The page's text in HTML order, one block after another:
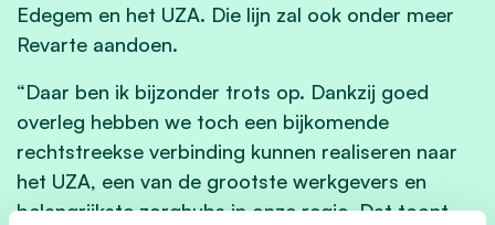
Edegem en het UZA. Die lijn zal ook onder meer
Revarte aandoen.
“Daar ben ik bijzonder trots op. Dankzij goed
overleg hebben we toch een bijkomende
rechtstreekse verbinding kunnen realiseren naar
het UZA, een van de grootste werkgevers en
belangrijkste zorghubs in onze regio. Dat toont